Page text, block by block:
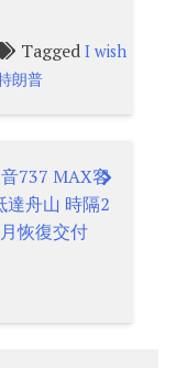
Tagged I wish
朗普
737 MAX客
達舟山 時隔2
恢復交付